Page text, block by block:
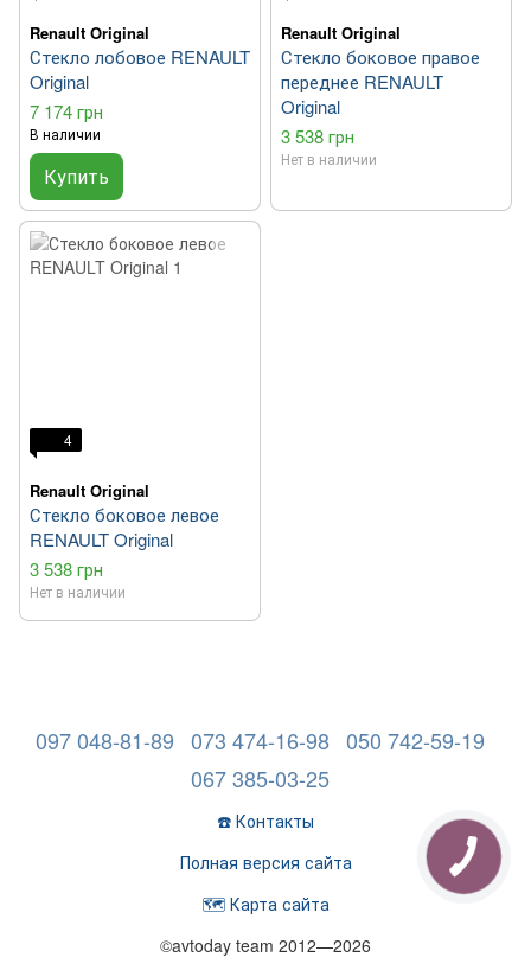
Renault Original
Стекло лобовое RENAULT
Original
7 174 грн
В наличии
Купить
Renault Original
Стекло боковое правое
переднее RENAULT
Original
3 538 грн
Нет в наличии
4
Renault Original
Стекло боковое левое
RENAULT Original
3 538 грн
Нет в наличии
097 048-81-89 073 474-16-98 050 742-59-19
067 385-03-25
☎️ Контакты
Полная версия сайта
🗺️ Карта сайта
©avtoday team 2012—2026